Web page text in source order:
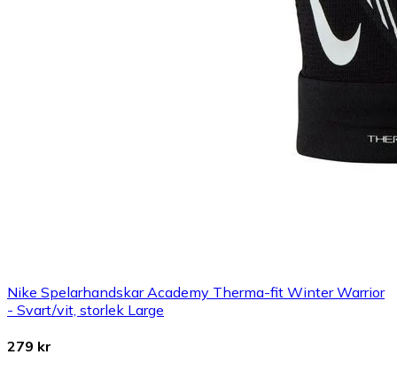
Nike Spelarhandskar Academy Therma-fit Winter Warrior
- Svart/vit, storlek Large
279 kr